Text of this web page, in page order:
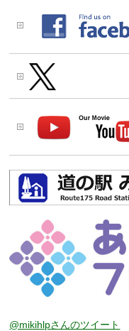
@mikihlpさんのツイート